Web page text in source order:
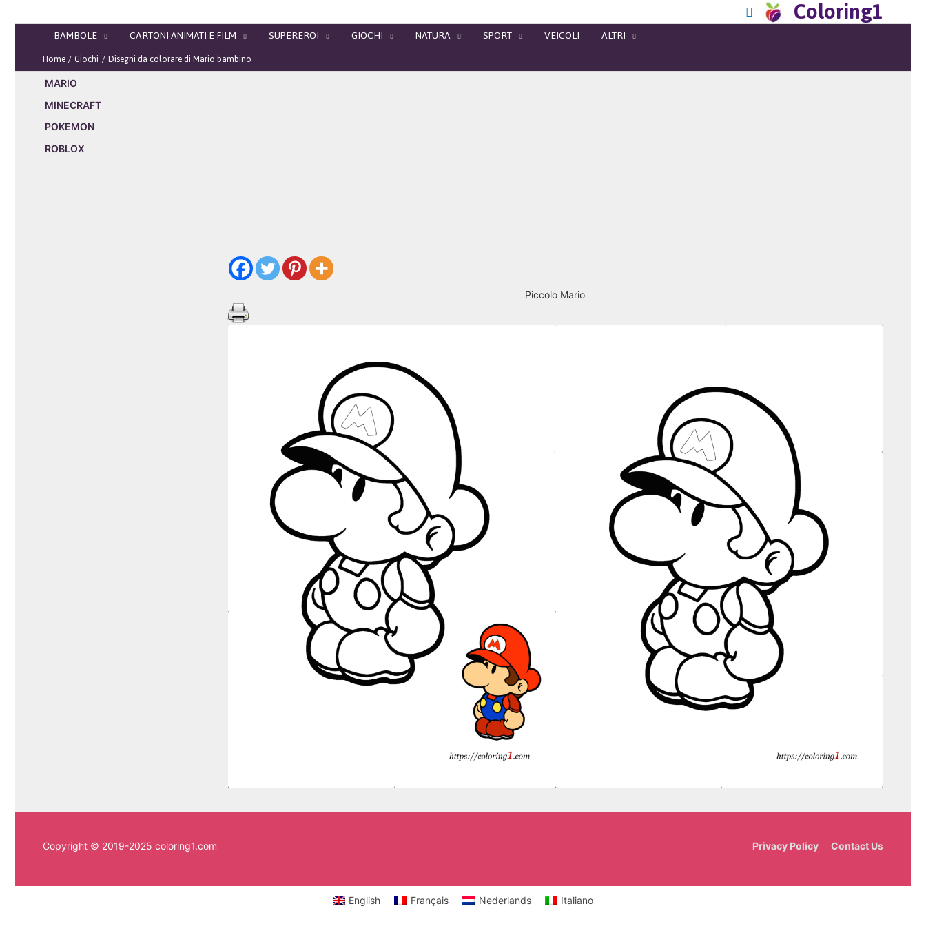
Coloring1
BAMBOLE CARTONI ANIMATI E FILM SUPEREROI GIOCHI NATURA SPORT VEICOLI ALTRI
Home Giochi Disegni da colorare di Mario bambino
MARIO
MINECRAFT
POKEMON
ROBLOX
Piccolo Mario
Copyright © 2019-2025 coloring1.com Privacy Policy Contact Us
English Français Nederlands Italiano